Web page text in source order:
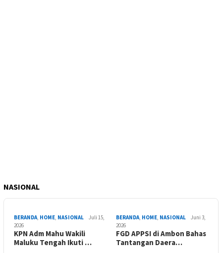
NASIONAL
BERANDA, HOME, NASIONAL
Juli 15,
2026
KPN Adm Mahu Wakili
Maluku Tengah Ikuti …
BERANDA, HOME, NASIONAL
Juni 3,
2026
FGD APPSI di Ambon Bahas
Tantangan Daera…